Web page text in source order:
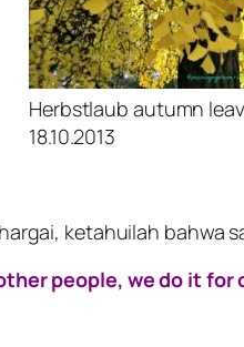
Herbstlaub autumn
18.10.2013
ketahuilah bahwa
people, we do it